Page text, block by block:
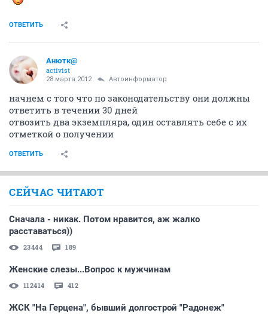
ОТВЕТИТЬ
Анютк@
activist
28 марта 2012 Автоинформатор
начнем с того что по законодательству они должны
ответить в течении 30 дней
отвозить два экземпляра, один оставлять себе с их
отметкой о получении
ОТВЕТИТЬ
СЕЙЧАС ЧИТАЮТ
Сначала - никак. Потом нравится, аж жалко
расставаться))
23444 189
Женские слезы...Вопрос к мужчинам
112414 412
ЖСК "На Герцена", бывший долгострой "Радонеж"